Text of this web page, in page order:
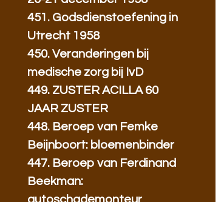
451. Godsdienstoefening in
Utrecht 1958
450. Veranderingen bij
medische zorg bij IvD
449. ZUSTER ACILLA 60
JAAR ZUSTER
448. Beroep van Femke
Beijnboort: bloemenbinder
447. Beroep van Ferdinand
Beekman:
autoschademonteur